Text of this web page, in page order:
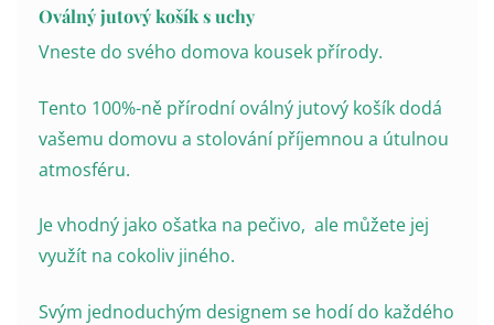
Oválný jutový košík s uchy
Vneste do svého domova kousek přírody.
Tento 100%-ně přírodní oválný jutový košík dodá
vašemu domovu a stolování příjemnou a útulnou
atmosféru.
Je vhodný jako ošatka na pečivo, ale můžete jej
využít na cokoliv jiného.
Svým jednoduchým designem se hodí do každého